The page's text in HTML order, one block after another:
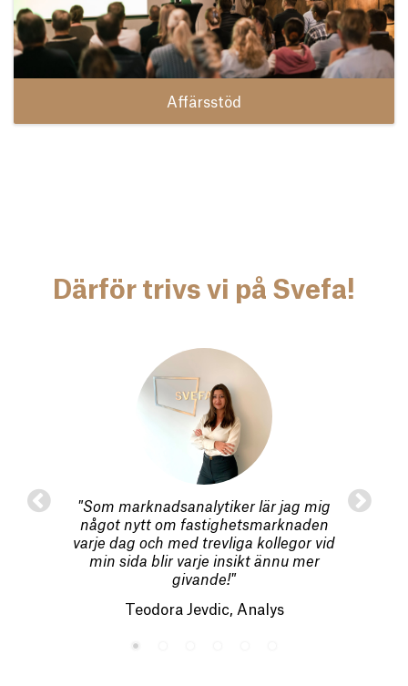
Affärsstöd
Därför trivs vi på Svefa!
"Som marknadsanalytiker lär jag mig
något nytt om fastighetsmarknaden
varje dag och med trevliga kollegor vid
min sida blir varje insikt ännu mer
givande!"
Teodora Jevdic, Analys